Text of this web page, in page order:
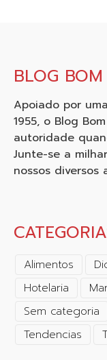
BLOG
Apoiado por
1955, o Blog
autoridade
Junte-se a
nossos diversos
Alimentos
Hotelaria
Sem categoria
Tendencias